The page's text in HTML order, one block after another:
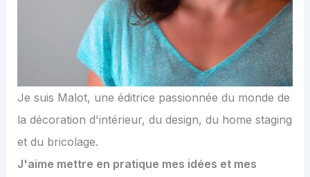
Je suis Malot, une éditrice passionnée du monde de
la décoration d'intérieur, du design, du home staging
et du bricolage.
J'aime mettre en pratique mes idées et mes